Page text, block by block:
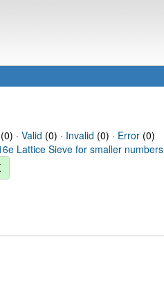
· Valid (0) · Invalid (0) · Error(0)
Lattice Sieve for smaller numbers